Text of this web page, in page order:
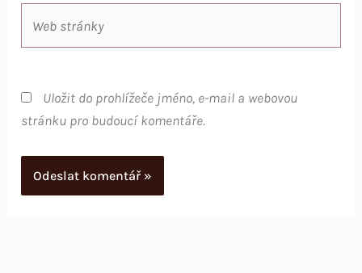
stránky
Uložit do prohlížeče jméno, e-mail a webovou
stránku pro budoucí komentáře.